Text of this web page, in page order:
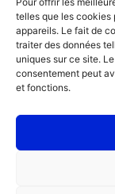
telles que les cookies
appareils. Le fait de
traiter des données
uniques sur ce site.
consentement peut
et fonctions.